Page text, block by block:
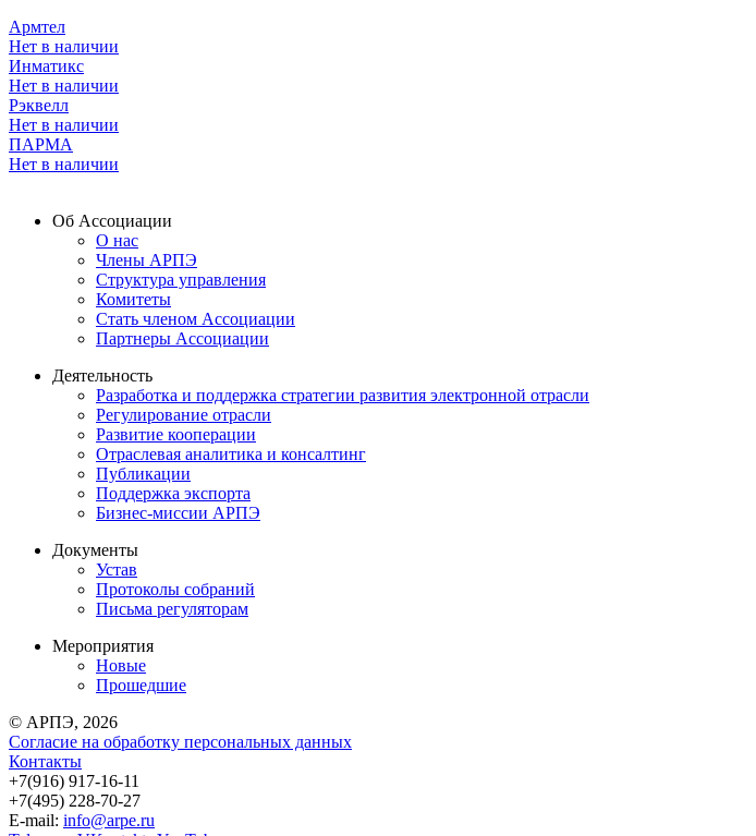
Армтел
Нет в наличии
Инматикс
Нет в наличии
Рэквелл
Нет в наличии
ПАРМА
Нет в наличии
Об Ассоциации
О нас
Члены АРПЭ
Структура управления
Комитеты
Стать членом Ассоциации
Партнеры Ассоциации
Деятельность
Разработка и поддержка стратегии развития электронной отрасли
Регулирование отрасли
Развитие кооперации
Отраслевая аналитика и консалтинг
Публикации
Поддержка экспорта
Бизнес-миссии АРПЭ
Документы
Устав
Протоколы собраний
Письма регуляторам
Мероприятия
Новые
Прошедшие
© АРПЭ, 2026
Согласие на обработку персональных данных
Контакты
+7(916) 917-16-11
+7(495) 228-70-27
E-mail: info@arpe.ru